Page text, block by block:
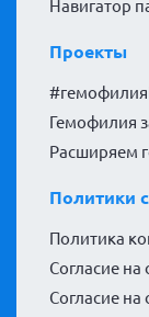
Навигатор
Проекты
Гемофилия
Расширяем
Политики
Политика
Согласие
Согласие